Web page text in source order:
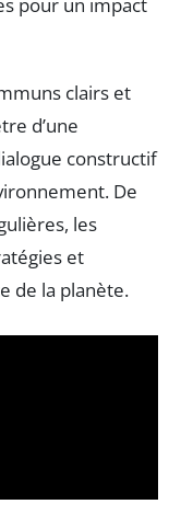
pour un impact
clairs et
d’une
constructif
De
les
et
de la planète.